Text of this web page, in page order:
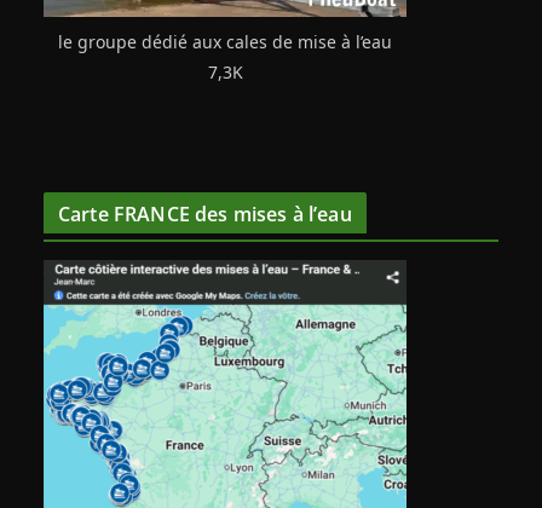
le groupe dédié aux cales de mise à l’eau
7,3K
Carte FRANCE des mises à l’eau